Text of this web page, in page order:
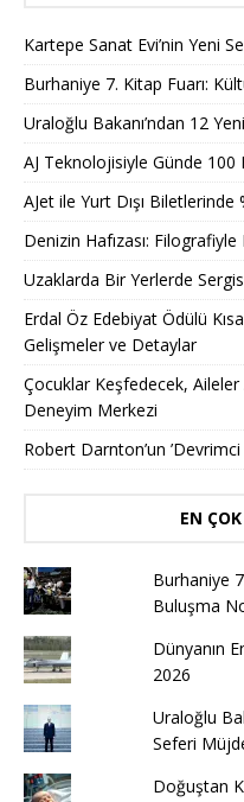
Kartepe Sanat Evi’nin Yeni
Burhaniye 7. Kitap Fuarı:
Uraloğlu Bakanı’ndan 12
AJ Teknolojisiyle Günde 100
AJet ile Yurt Dışı Biletlerinde
Denizin Hafızası:
Uzaklarda Bir Yerlerde
Erdal Öz Edebiyat Ödülü
Gelişmeler ve Detaylar
Çocuklar Keşfedecek,
Deneyim Merkezi
Robert Darnton’un
EN
Burhaniye
Buluşma
Dünyanın
2026
Uraloğlu
Seferi
Doğuştan